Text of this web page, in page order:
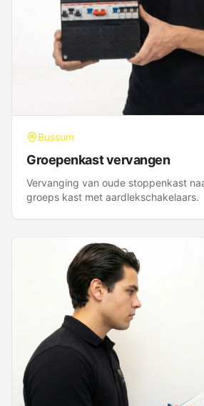
Bussum
Groepenkast vervangen
Vervanging van oude stoppenkast
groeps kast met aardlekschakelaars.